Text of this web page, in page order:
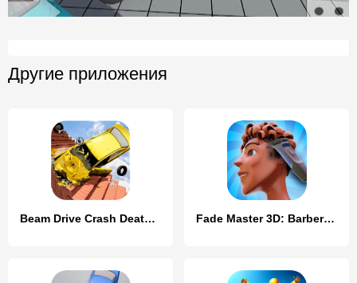
Другие приложения
Beam Drive Crash Death Stair C Fade Master 3D: Barber Shop